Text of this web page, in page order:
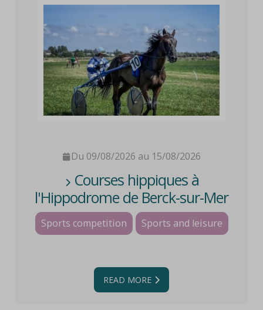
Du 09/08/2026 au 15/08/2026
Courses hippiques à
l'Hippodrome de Berck-sur-Mer
Sports competition Sports and leisure
READ MORE